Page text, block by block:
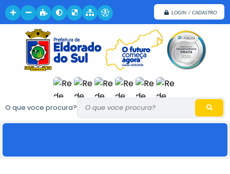
LOGIN / CADASTRO
O que voce procura?